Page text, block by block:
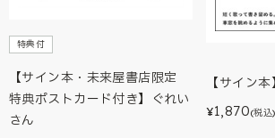
特典付
【サイン本・未来屋書店限定
特典ポストカード付き】ぐれい
さん
【サイン
¥1,870(税込)